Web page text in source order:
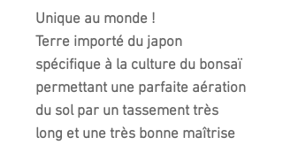
Unique au monde !
Terre importé du japon
spécifique à la culture du bonsaï
permettant une parfaite aération
du sol par un tassement très
long et une très bonne maîtrise